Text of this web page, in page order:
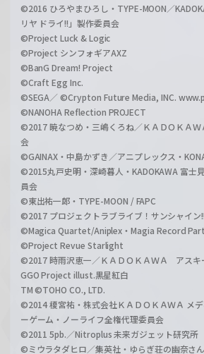
©2016 ひろやまひろし・TYPE-MOON／
リヤ ドライ!!」製作委員会
©Project Luck & Logic
©Project シンフォギアAXZ
©BanG Dream! Project
©Craft Egg Inc.
©SEGA／ ©Crypton Future Media, INC.
©NANOHA Reflection PROJECT
©2017 暁なつめ・三嶋くろね／ＫＡＤＯＫＡＷ
会
©GAINAX・中島かずき／アニプレックス・
©2015丸戸史明・深崎暮人・KADOKAWA 富士
員会
©東出祐一郎・TYPE-MOON / FAPC
©2017 プロジェクトラブライブ！サンシャイン!!
©Magica Quartet/Aniplex・Magia Record
©Project Revue Starlight
©2017 時雨沢恵一／ＫＡＤＯＫＡＷＡ アスキ
GGO Project illust.黒星紅白
TM ©TOHO CO., LTD.
©2014 榎宮祐・株式会社ＫＡＤＯＫＡＷＡ メ
ーゲーム・ノーライフ全権代理委員会
©2011 5pb.／Nitroplus 未来ガジェット研究所
©ミウラタダヒロ／集英社・ゆらぎ荘の幽奈さ